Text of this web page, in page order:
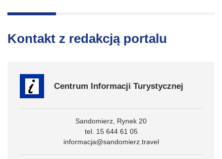
Kontakt z redakcją portalu
Centrum Informacji Turystycznej
Sandomierz, Rynek 20
tel. 15 644 61 05
informacja@sandomierz.travel